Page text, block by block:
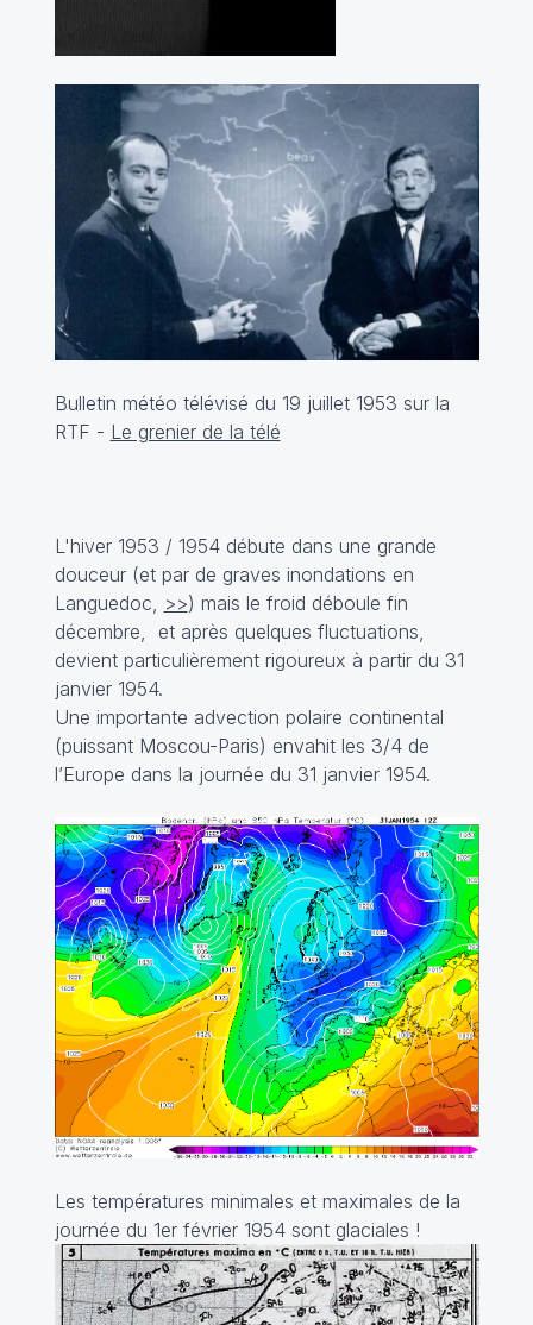
Bulletin météo télévisé du 19 juillet 1953 sur la
RTF - Le grenier de la télé
L'hiver 1953 / 1954 débute dans une grande
douceur (et par de graves inondations en
Languedoc, >>) mais le froid déboule fin
décembre, et après quelques fluctuations,
devient particulièrement rigoureux à partir du 31
janvier 1954.
Une importante advection polaire continental
(puissant Moscou-Paris) envahit les 3/4 de
l’Europe dans la journée du 31 janvier 1954.
Les températures minimales et maximales de la
journée du 1er février 1954 sont glaciales !